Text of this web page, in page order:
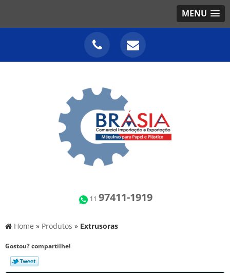
MENU
11 97411-1919
Home » Produtos » Extrusoras
Gostou? compartilhe!